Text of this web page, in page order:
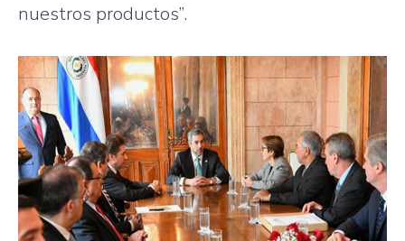
nuestros productos”.